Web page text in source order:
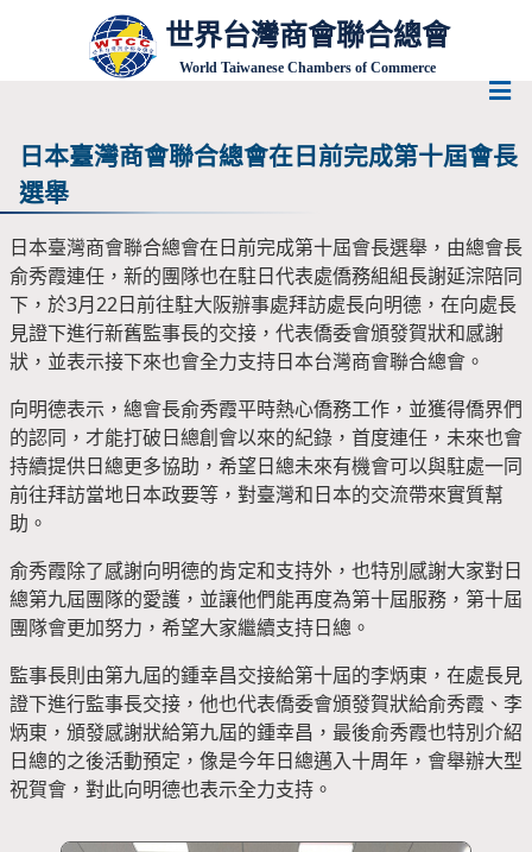
世界台灣商會聯合總會
World Taiwanese Chambers of Commerce
日本臺灣商會聯合總會在日前完成第十屆會長
選舉
日本臺灣商會聯合總會在日前完成第十屆會長選舉，由總會長
俞秀霞連任，新的團隊也在駐日代表處僑務組組長謝延淙陪同
下，於3月22日前往駐大阪辦事處拜訪處長向明德，在向處長
見證下進行新舊監事長的交接，代表僑委會頒發賀狀和感謝
狀，並表示接下來也會全力支持日本台灣商會聯合總會。
向明德表示，總會長俞秀霞平時熱心僑務工作，並獲得僑界們
的認同，才能打破日總創會以來的紀錄，首度連任，未來也會
持續提供日總更多協助，希望日總未來有機會可以與駐處一同
前往拜訪當地日本政要等，對臺灣和日本的交流帶來實質幫
助。
俞秀霞除了感謝向明德的肯定和支持外，也特別感謝大家對日
總第九屆團隊的愛護，並讓他們能再度為第十屆服務，第十屆
團隊會更加努力，希望大家繼續支持日總。
監事長則由第九屆的鍾幸昌交接給第十屆的李炳東，在處長見
證下進行監事長交接，他也代表僑委會頒發賀狀給俞秀霞、李
炳東，頒發感謝狀給第九屆的鍾幸昌，最後俞秀霞也特別介紹
日總的之後活動預定，像是今年日總邁入十周年，會舉辦大型
祝賀會，對此向明德也表示全力支持。